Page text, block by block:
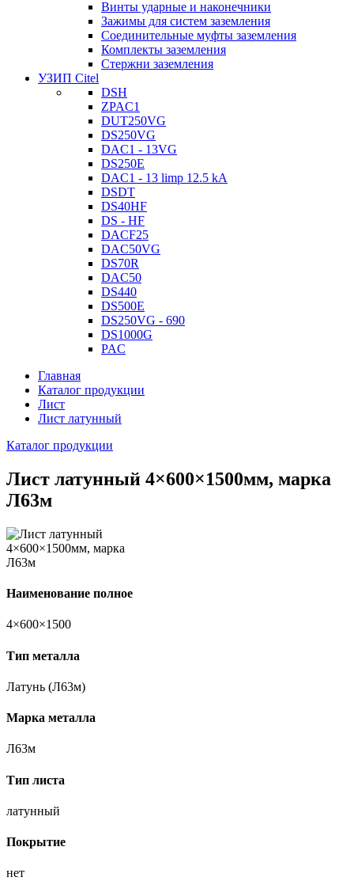
Винты ударные и наконечники
Зажимы для систем заземления
Соединительные муфты заземления
Комплекты заземления
Стержни заземления
УЗИП Citel
DSH
ZPAC1
DUT250VG
DS250VG
DAC1 - 13VG
DS250E
DAC1 - 13 limp 12.5 kA
DSDT
DS40HF
DS - HF
DACF25
DAC50VG
DS70R
DAC50
DS440
DS500E
DS250VG - 690
DS1000G
PAC
Главная
Каталог продукции
Лист
Лист латунный
Каталог продукции
Лист латунный 4×600×1500мм, марка
Л63м
Наименование полное
4×600×1500
Тип металла
Латунь (Л63м)
Марка металла
Л63м
Тип листа
латунный
Покрытие
нет